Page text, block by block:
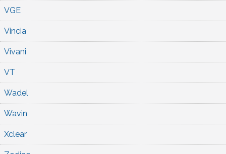
VGE
Vincia
Vivani
VT
Wadel
Wavin
Xclear